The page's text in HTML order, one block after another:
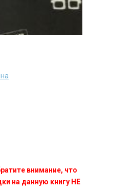
внимание, что
на данную книгу НЕ